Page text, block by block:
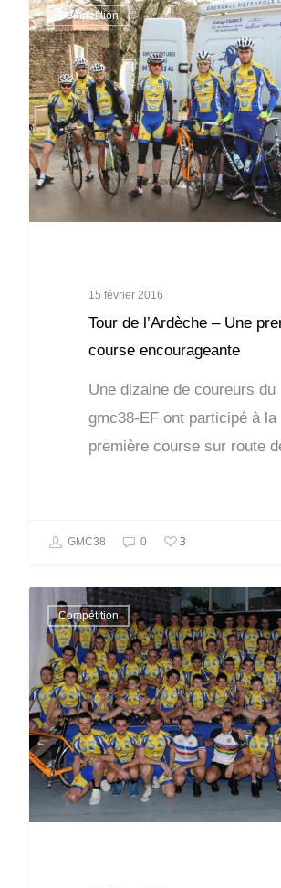
Compétition
15 février 2016
Tour de l’Ardèche – Une
course encourageante
Une dizaine de coureurs du
gmc38-EF ont participé à la
première course sur route
GMC38 0 3
Compétition